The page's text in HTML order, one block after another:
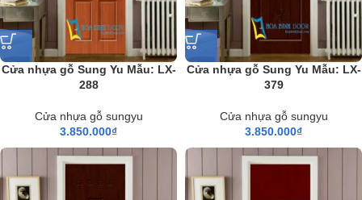
Cửa nhựa gỗ Sung Yu Mẫu: LX-
288
Cửa nhựa gỗ sungyu
3.850.000₫
Cửa nhựa gỗ Sung Yu Mẫu: LX-
379
Cửa nhựa gỗ sungyu
3.850.000₫